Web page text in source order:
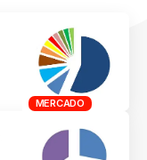
MERCADO